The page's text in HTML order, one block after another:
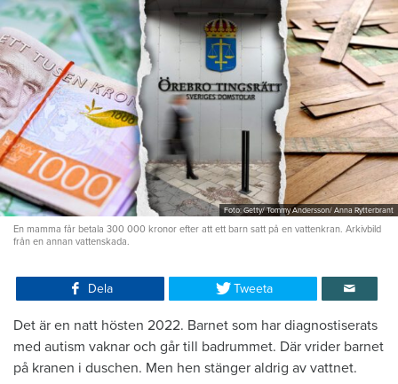
Foto: Getty/ Tommy Andersson/ Anna Rytterbrant
En mamma får betala 300 000 kronor efter att ett barn satt på en vattenkran. Arkivbild
från en annan vattenskada.
Dela Tweeta
Det är en natt hösten 2022. Barnet som har diagnostiserats
med autism vaknar och går till badrummet. Där vrider barnet
på kranen i duschen. Men hen stänger aldrig av vattnet.